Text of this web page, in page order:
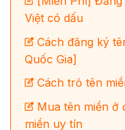
Việt có dấu
Cách đăng ký
Quốc Gia]
Cách trỏ tên
Mua tên miền ở
miền uy tín